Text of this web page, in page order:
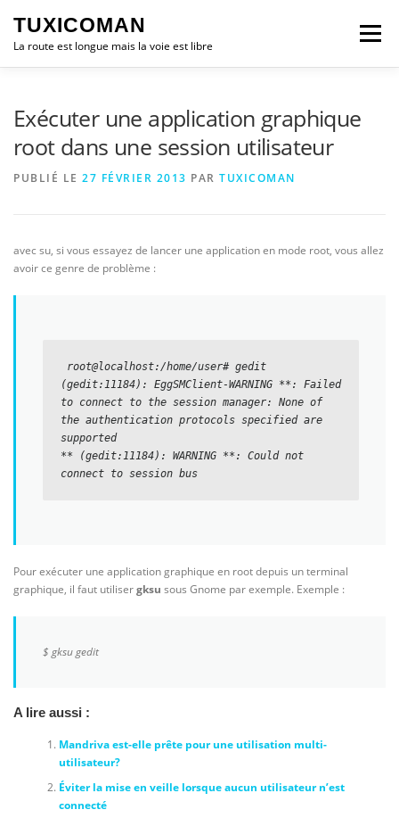
contenu
TUXICOMAN
La route est longue mais la voie est libre
Menu
Exécuter une application graphique
root dans une session utilisateur
PUBLIÉ LE 27 FÉVRIER 2013 PAR TUXICOMAN
avec su, si vous essayez de lancer une application en mode root, vous allez
avoir ce genre de problème :
(gedit:11184): EggSMClient-WARNING **: Failed
to connect to the session manager: None of
the authentication protocols specified are
supported
** (gedit:11184): WARNING **: Could not
connect to session bus
Pour exécuter une application graphique en root depuis un terminal
graphique, il faut utilisergksu sous Gnome par exemple. Exemple :
$ gksu gedit
A lire aussi :
Mandriva est-elle prête pour une utilisation multi-
utilisateur?
Éviter la mise en veille lorsque aucun utilisateur n’est
connecté